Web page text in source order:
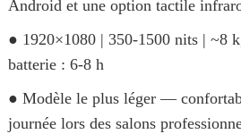
Android et une option tactile
● 1920×1080 | 350-1500 nits | ~8
batterie : 6-8 h
● Modèle le plus léger —
journée lors des salons